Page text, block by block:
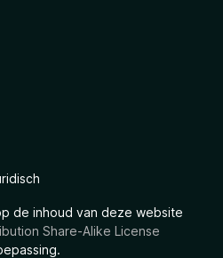
de inhoud van deze website
Share-Alike License